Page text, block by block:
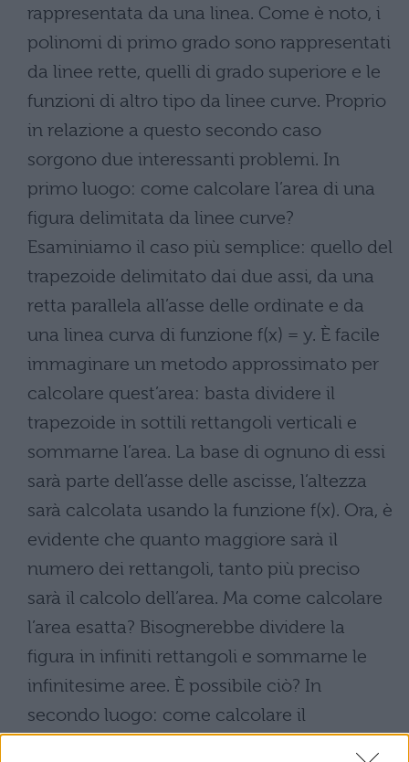
rappresentata da una linea. Come è noto, i
polinomi di primo grado sono rappresentati
da linee rette, quelli di grado superiore e le
funzioni di altro tipo da linee curve. Proprio
in relazione a questo secondo caso
sorgono due interessanti problemi. In
primo luogo: come calcolare l’area di una
figura delimitata da linee curve?
Esaminiamo il caso più semplice: quello del
trapezoide delimitato dai due assi, da una
retta parallela all’asse delle ordinate e da
una linea curva di funzione f(x) = y. È facile
immaginare un metodo approssimato per
calcolare quest’area: basta dividere il
trapezoide in sottili rettangoli verticali e
sommarne l’area. La base di ognuno di essi
sarà parte dell’asse delle ascisse, l’altezza
sarà calcolata usando la funzione f(x). Ora, è
evidente che quanto maggiore sarà il
numero dei rettangoli, tanto più preciso
sarà il calcolo dell’area. Ma come calcolare
l’area esatta? Bisognerebbe dividere la
figura in infiniti rettangoli e sommarne le
infinitesime aree. È possibile ciò? In
secondo luogo: come calcolare il